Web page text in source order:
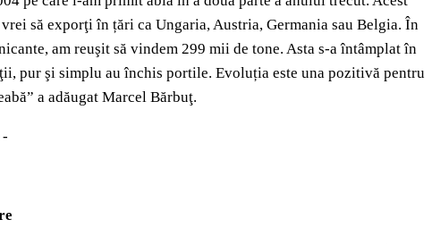
să exporţi în țări ca Ungaria, Austria, Germania sau Belgia. În
am reuşit să vindem 299 mii de tone. Asta s-a întâmplat în
pur şi simplu au închis portile. Evoluția este una pozitivă pentru
a adăugat Marcel Bărbuţ.